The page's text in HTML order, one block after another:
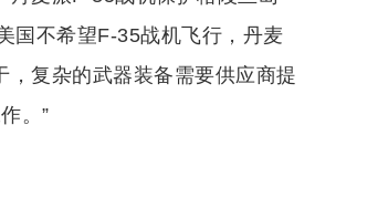
国不希望F-35战机飞行，丹麦
，复杂的武器装备需要供应商提
。”